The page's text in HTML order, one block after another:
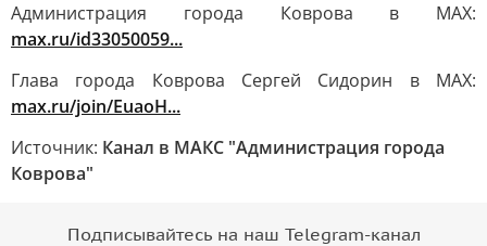
Администрация города Коврова в МАХ:
max.ru/id33050059...
Глава города Коврова Сергей Сидорин в МАХ:
max.ru/join/EuaoH...
Источник: Канал в МАКС "Администрация города
Коврова"
Подписывайтесь на наш Telegram-канал